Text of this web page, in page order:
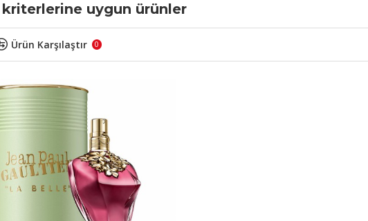
uygun ürünler
Ürün Karşılaştır 0